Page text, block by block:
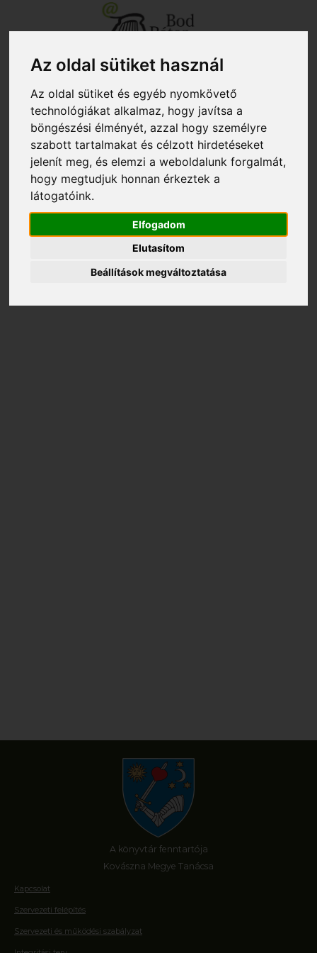
Az oldal sütiket használ
Az oldal sütiket és egyéb nyomkövető
technológiákat alkalmaz, hogy javítsa a
böngészési élményét, azzal hogy személyre
szabott tartalmakat és célzott hirdetéseket
jelenít meg, és elemzi a weboldalunk forgalmát,
hogy megtudjuk honnan érkeztek a
látogatóink.
Elfogadom
Elutasítom
Beállítások megváltoztatása
+40 267 312 133 - kölcsönző
kolcsonzo@kmkt.ro
+40 267 311 927 - fiókkönyvtár
OLVASÓI FIÓK
EN
404 - A keresett oldal nem létezik
A könyvtár fenntartója
Kovászna Megye Tanácsa
Kapcsolat
Szervezeti felépítés
Szervezeti és működési szabályzat